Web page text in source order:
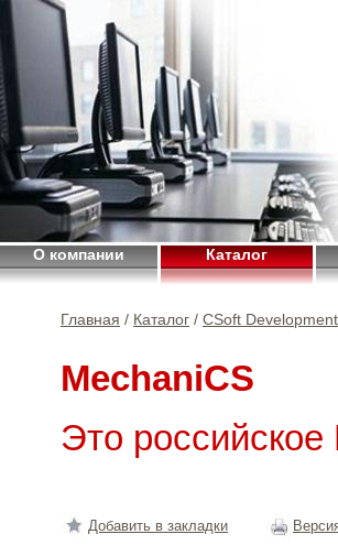
О компании Каталог
Главная / Каталог / CSoft Development
MechaniCS
Это
Добавить в закладки